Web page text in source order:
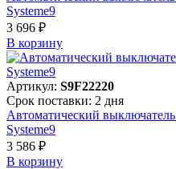
Systeme9
3 696 ₽
В корзинy
Артикул: S9F22220
Срок поставки: 2 дня
Автоматический
Systeme9
3 586 ₽
В корзинy